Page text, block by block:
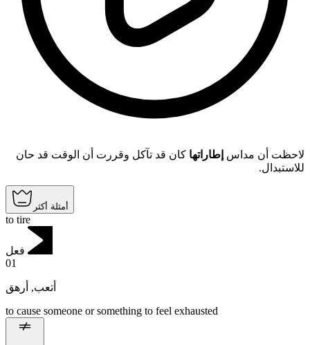
لاحظت أن مداس إطاراتها كان قد تآكل وقررت أن الوقت قد حان
للاستبدال.
أمثلة أكثر
to tire
فعل
01
أتعب, أرهق
to cause someone or something to feel exhausted